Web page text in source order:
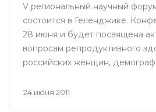
V региональный научный
состоится в Геленджике.
28 июня и будет посвящена
вопросам репродуктивного
российских женщин,
24 июня 2011